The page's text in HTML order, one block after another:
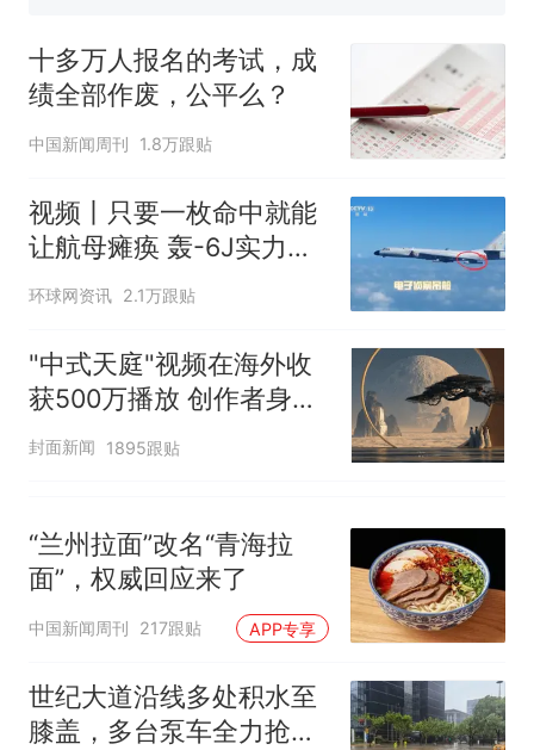
电力部门回应
台风"白海豚"登陆 中心附近最
大风力14级
热 十多万人报名的考试，成绩
十多万人报名的考试，成
绩全部作废，公平么？
中国新闻周刊 1.8万跟贴
视频丨只要一枚命中就能
让航母瘫痪 轰-6J实力有
多强？
环球网资讯 2.1万跟贴
"中式天庭"视频在海外收
获500万播放 创作者身份
披露
封面新闻 1895跟贴
“兰州拉面”改名“青海拉
面”，权威回应来了
中国新闻周刊 217跟贴 APP专享
世纪大道沿线多处积水至
膝盖，多台泵车全力抢